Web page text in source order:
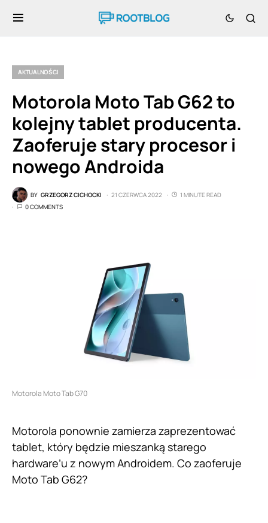
AKTUALNOŚCI
Motorola Moto Tab G62 to
kolejny tablet producenta.
Zaoferuje stary procesor i
nowego Androida
BY GRZEGORZ CICHOCKI 21 CZERWCA 2022
1 MINUTE READ
0 COMMENTS
Motorola Moto Tab G70
Motorola ponownie zamierza zaprezentować
tablet, który będzie mieszanką starego
hardware’u z nowym Androidem. Co zaoferuje
Moto Tab G62?